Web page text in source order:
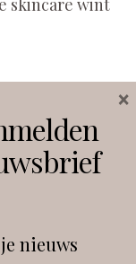
nieuws
×